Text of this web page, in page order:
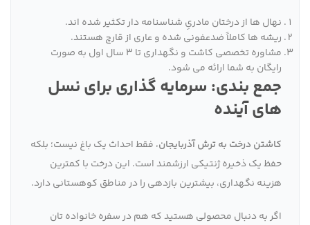
نهال ها از درختان مادریِ شناسنامه دار تکثیر شده اند.
ریشه ها کاملاً ضدعفونی شده و عاری از قارچ هستند.
مشاوره تخصصی کاشت و نگهداری تا ۳ سال اول به صورت
رایگان به شما ارائه می شود.
جمع بندی: سرمایه گذاری برای نسل
های آینده
کاشتن درخت به ترش آذربایجان، فقط احداث یک باغ نیست؛ بلکه
حفظ یک ذخیره ژنتیکی ارزشمند است. این درخت با کمترین
هزینه نگهداری، بیشترین بازدهی را در مناطق کوهستانی دارد.
اگر به دنبال محصولی هستید که هم در سفره خانواده تان